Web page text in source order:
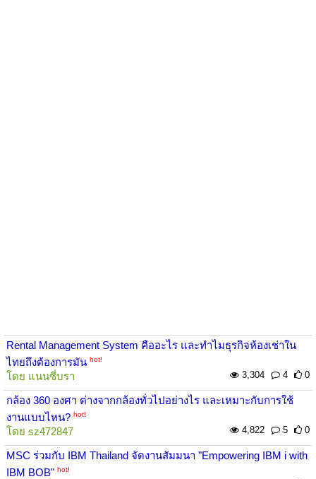
Rental Management System คืออะไร และทำไมธุรกิจห้องเช่าใน
ไทยถึงต้องการมัน hot!
โดย แนนซี่บรา 3,304 4 0
กล้อง 360 องศา ต่างจากกล้องทั่วไปอย่างไร และเหมาะกับการใช้
งานแบบไหน? hot!
โดย sz472847 4,822 5 0
MSC ร่วมกับ IBM Thailand จัดงานสัมมนา "Empowering IBM i with
IBM BOB" hot!